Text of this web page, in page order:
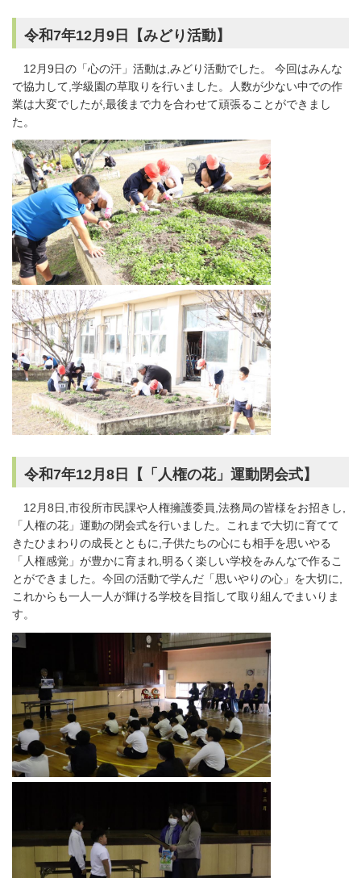
令和7年12月9日【みどり活動】
12月9日の「心の汗」活動は,みどり活動でした。 今回はみんな
で協力して,学級園の草取りを行いました。人数が少ない中での作
業は大変でしたが,最後まで力を合わせて頑張ることができまし
た。
令和7年12月8日【「人権の花」運動閉会式】
12月8日,市役所市民課や人権擁護委員,法務局の皆様をお招きし,
「人権の花」運動の閉会式を行いました。これまで大切に育てて
きたひまわりの成長とともに,子供たちの心にも相手を思いやる
「人権感覚」が豊かに育まれ,明るく楽しい学校をみんなで作るこ
とができました。今回の活動で学んだ「思いやりの心」を大切に,
これからも一人一人が輝ける学校を目指して取り組んでまいりま
す。